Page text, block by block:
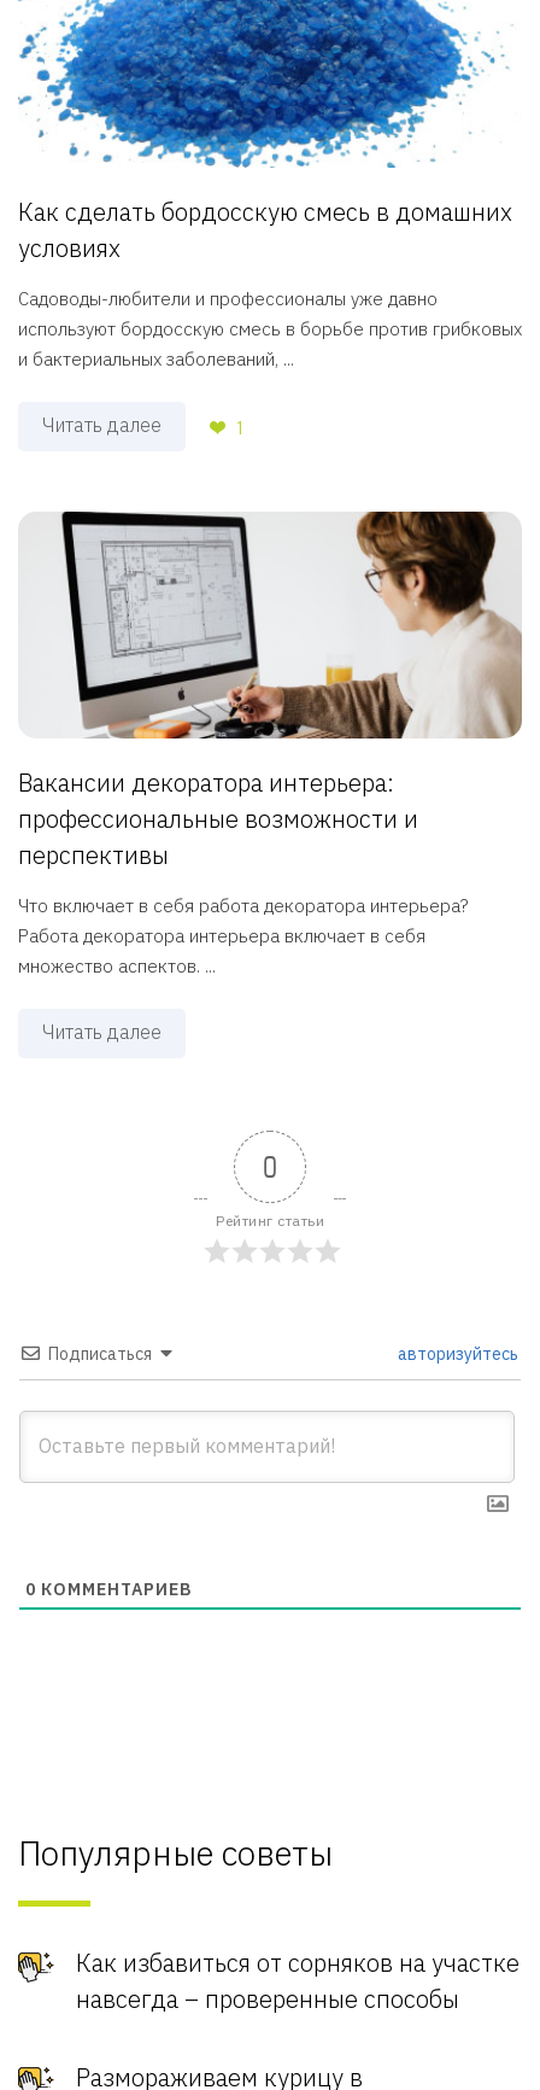
Как сделать бордосскую смесь в домашних
условиях
Садоводы-любители и профессионалы уже давно
используют бордосскую смесь в борьбе против грибковых
и бактериальных заболеваний, ...
Читать далее 1
Вакансии декоратора интерьера:
профессиональные возможности и
перспективы
Что включает в себя работа декоратора интерьера?
Работа декоратора интерьера включает в себя
множество аспектов. ...
Читать далее
0
Рейтинг статьи
Подписаться авторизуйтесь
0 КОММЕНТАРИЕВ
Популярные советы
Как избавиться от сорняков на участке
навсегда – проверенные способы
Размораживаем курицу в